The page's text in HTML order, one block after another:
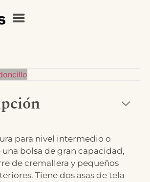
para nivel intermedio o
bolsa de gran capacidad,
de cremallera y pequeños
Tiene dos asas de tela